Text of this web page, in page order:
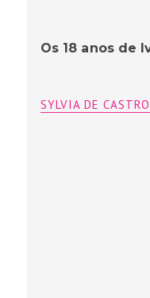
Os 18 anos de
SYLVIA DE CASTRO